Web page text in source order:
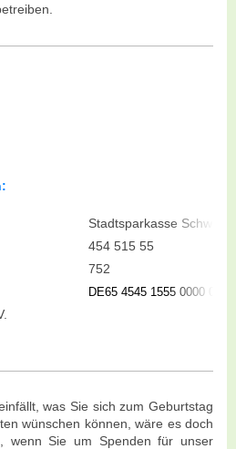
Stadtsparkasse Schwelm
454 515 55
752
DE65 4545 1555 0000
was Sie sich zum Geburtstag
wünschen können, wäre es doch
wenn Sie um Spenden für unser